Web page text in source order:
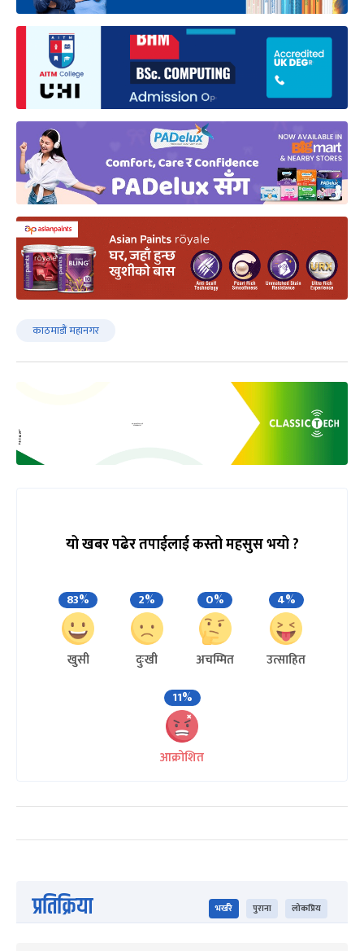
काठमाडौं महानगर
यो खबर पढेर तपाईलाई कस्तो महसुस भयो ?
83%
खुसी
2%
दुःखी
0%
अचम्मित
4%
उत्साहित
11%
आक्रोशित
प्रतिक्रिया भर्खरै पुराना लोकप्रिय